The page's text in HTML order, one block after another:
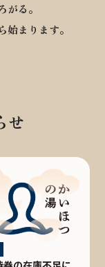
る。
まります。
せ